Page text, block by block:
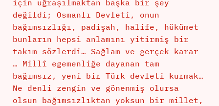
için uğraşılmaktan başka bir şey
değildi; Osmanlı Devleti, onun
bağımsızlığı, padişah, halife, hükümet
bunların hepsi anlamını yitirmiş bir
takım sözlerdi… Sağlam ve gerçek karar
… Millî egemenliğe dayanan tam
bağımsız, yeni bir Türk devleti kurmak…
Ne denli zengin ve gönenmiş olursa
olsun bağımsızlıktan yoksun bir millet,